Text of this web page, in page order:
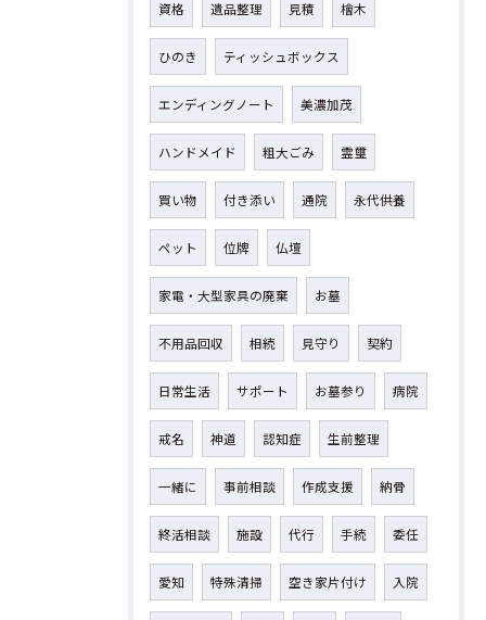
資格 遺品整理 見積 檜木
ひのき ティッシュボックス
エンディングノート 美濃加茂
ハンドメイド 粗大ごみ 霊璽
買い物 付き添い 通院 永代供養
ペット 位牌 仏壇
家電・大型家具の廃棄 お墓
不用品回収 相続 見守り 契約
日常生活 サポート お墓参り 病院
戒名 神道 認知症 生前整理
一緒に 事前相談 作成支援 納骨
終活相談 施設 代行 手続 委任
愛知 特殊清掃 空き家片付け 入院